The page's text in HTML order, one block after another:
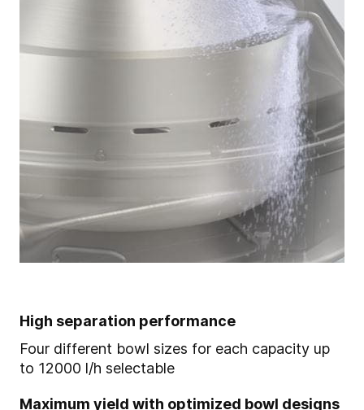
High separation performance
Four different bowl sizes for each capacity up
to 12000 l/h selectable
Maximum yield with optimized bowl designs